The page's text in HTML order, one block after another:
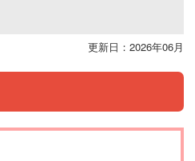
更新日：2026年06月